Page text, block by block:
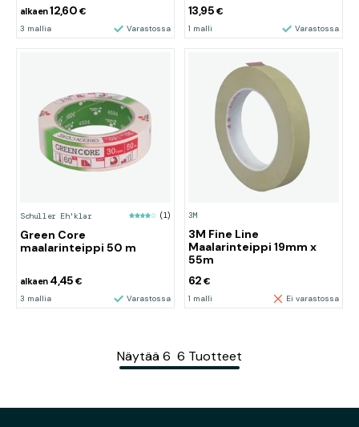
alkaen12,60 €
3 mallia Varastossa
13,95 €
1 malli Varastossa
Schuller Eh'klar (1)
Green Core
maalarinteippi 50 m
alkaen 4,45€
3 mallia Varastossa
3M
3M Fine Line
Maalarinteippi 19mm x
55m
62€
1 malli Ei varastossa
Näytää6 6 Tuotteet